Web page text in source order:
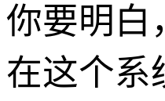
你要明白
在这个系